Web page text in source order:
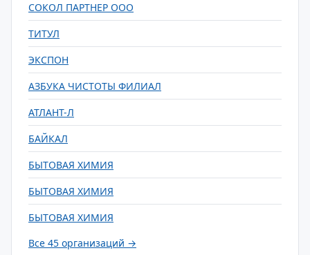
СОКОЛ ПАРТНЕР ООО
ТИТУЛ
ЭКСПОН
АЗБУКА ЧИСТОТЫ ФИЛИАЛ
АТЛАНТ-Л
БАЙКАЛ
БЫТОВАЯ ХИМИЯ
БЫТОВАЯ ХИМИЯ
БЫТОВАЯ ХИМИЯ
Все 45 организаций →